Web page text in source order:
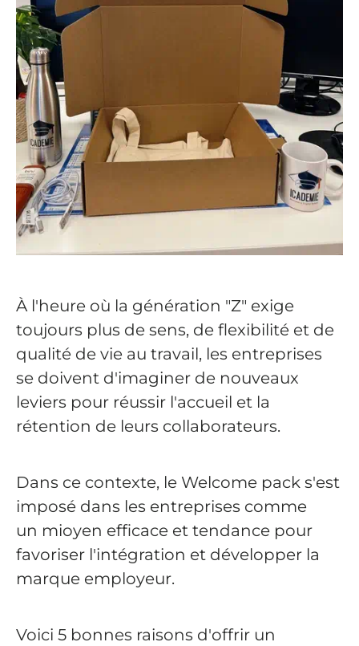
À l'heure où la génération "Z" exige
toujours plus de sens, de flexibilité et de
qualité de vie au travail, les entreprises
se doivent d'imaginer de nouveaux
leviers pour réussir l'accueil et la
rétention de leurs collaborateurs.
Dans ce contexte, le Welcome pack s'est
imposé dans les entreprises comme
un mioyen efficace et tendance pour
favoriser l'intégration et développer la
marque employeur.
Voici 5 bonnes raisons d'offrir un